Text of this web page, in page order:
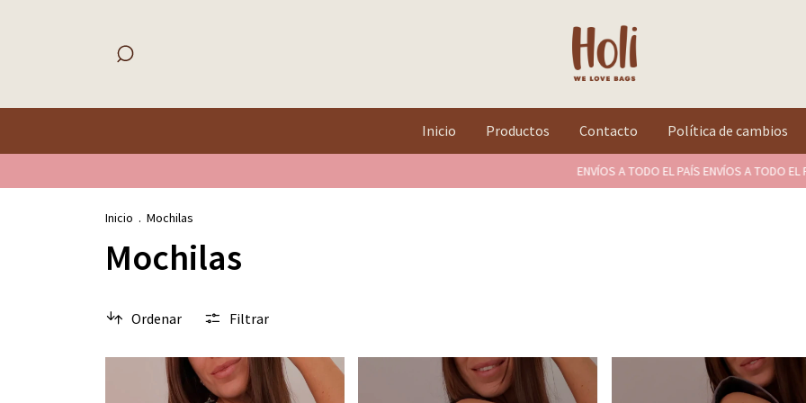
Inicio Productos Contacto Política de cambios
ENVÍOS A TODO EL PAÍS ENVÍOS A TODO EL PAÍS ENVÍOS A
Inicio . Mochilas
Mochilas
Ordenar Filtrar